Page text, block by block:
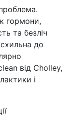
гормони,
та безліч
до
від Cholley,
і